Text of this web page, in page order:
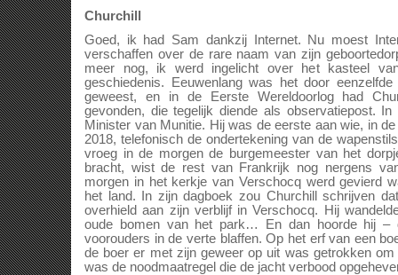
Churchill
Goed, ik had Sam dankzij Internet. Nu moest
verschaffen over de rare naam van zijn
meer nog, ik werd ingelicht over het kasteel
geschiedenis. Eeuwenlang was het door
geweest, en in de Eerste Wereldoorlog had
gevonden, die tegelijk diende als observatiepost.
Minister van Munitie. Hij was de eerste aan wie, in
2018, telefonisch de ondertekening van de
vroeg in de morgen de burgemeester van het
bracht, wist de rest van Frankrijk nog nergens
morgen in het kerkje van Verschocq werd gevierd
het land. In zijn dagboek zou Churchill schrijven
overhield aan zijn verblijf in Verschocq. Hij
oude bomen van het park… En dan hoorde hij
voorouders in de verte blaffen. Op het erf van een
de boer er met zijn geweer op uit was getrokken
was de noodmaatregel die de jacht verbood